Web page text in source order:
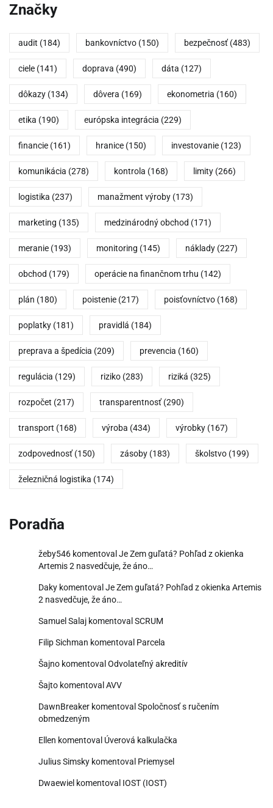
Značky
audit (184) bankovníctvo (150) bezpečnosť (483)
ciele (141) doprava (490) dáta (127)
dôkazy (134) dôvera (169) ekonometria (160)
etika (190) európska integrácia (229)
financie (161) hranice (150) investovanie (123)
komunikácia (278) kontrola (168) limity (266)
logistika (237) manažment výroby (173)
marketing (135) medzinárodný obchod (171)
meranie (193) monitoring (145) náklady (227)
obchod (179) operácie na finančnom trhu (142)
plán (180) poistenie (217) poisťovníctvo (168)
poplatky (181) pravidlá (184)
preprava a špedícia (209) prevencia (160)
regulácia (129) riziko (283) riziká (325)
rozpočet (217) transparentnosť (290)
transport (168) výroba (434) výrobky (167)
zodpovednosť (150) zásoby (183) školstvo (199)
železničná logistika (174)
Poradňa
žeby546 komentoval Je Zem guľatá? Pohľad z okienka
Artemis 2 nasvedčuje, že áno…
Daky komentoval Je Zem guľatá? Pohľad z okienka Artemis
2 nasvedčuje, že áno…
Samuel Salaj komentoval SCRUM
Filip Sichman komentoval Parcela
Šajno komentoval Odvolateľný akreditív
Šajto komentoval AVV
DawnBreaker komentoval Spoločnosť s ručením
obmedzeným
Ellen komentoval Úverová kalkulačka
Julius Simsky komentoval Priemysel
Dwaewiel komentoval IOST (IOST)